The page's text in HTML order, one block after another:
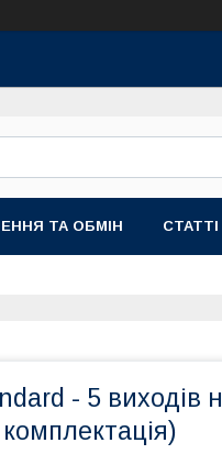
ТА ОБМІН СТАТТІ
- 5 виходів